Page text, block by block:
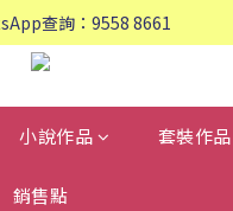
查詢：9558 8661
查詢：9558 8661
滿💰HK$800，🚚免運費❤️
查詢：9558 8661
小說作品 套裝作品
銷售點